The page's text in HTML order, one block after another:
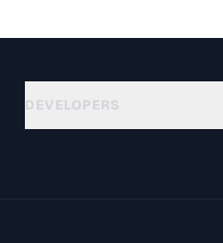
DEVELOPERS